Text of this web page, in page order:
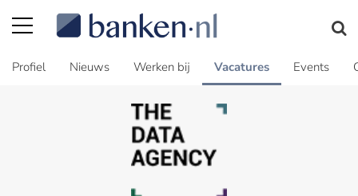
Profiel Nieuws Werken bij Vacatures Events